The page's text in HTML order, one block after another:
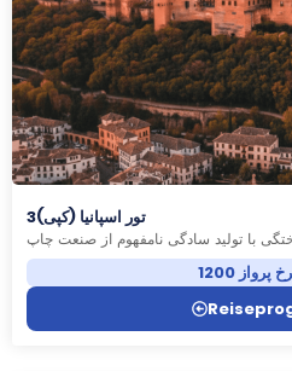
تور اسپانیا (کپی)3
با تولید سادگی نامفهوم از صنعت چاپ
پرواز